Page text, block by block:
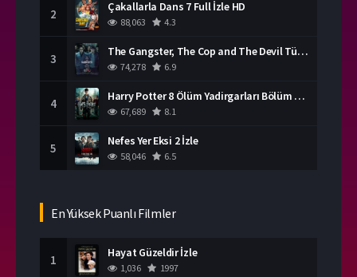
2 Çakallarla Dans 7 Full İzle HD
88,063 4.3
3 The Gangster, The Cop and The Devil Türkçe Dublaj İzle
74,278 6.9
4 Harry Potter 8 Ölüm Yadirgarları Bölüm 2 İzle
67,689 8.1
5 Nefes Yer Eksi 2 İzle
58,046 6.5
En Yüksek Puanlı Filmler
1 Hayat Güzeldir İzle
1,036 1997